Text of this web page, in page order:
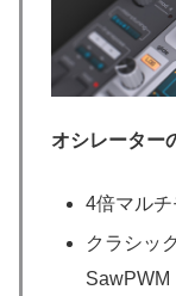
オシレーター
4倍マル
クラシッ
SawPWM